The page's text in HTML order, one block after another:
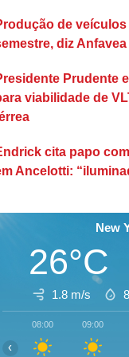
de
diz Anfavea
Prudente
viabilidade de
cita papo
Ancelotti:
New
26°C
1.8 m/s
08:00 09:00
‹